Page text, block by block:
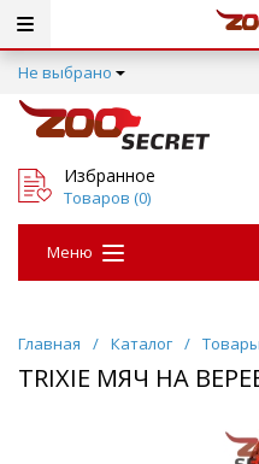
Не выбрано
Избранное
Товаров (0)
Меню
Главная / Каталог /
TRIXIE МЯЧ НА